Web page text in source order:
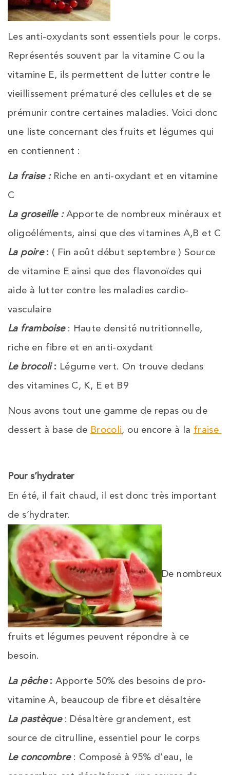
Les anti-oxydants sont essentiels pour le corps.
Représentés souvent par la vitamine C ou la
vitamine E, ils permettent de lutter contre le
vieillissement prématuré des cellules et de se
prémunir contre certaines maladies. Voici donc
une liste concernant des fruits et légumes qui
en contiennent :
La fraise :Riche en anti-oxydant et en vitamine
C
La groseille :Apporte de nombreux minéraux et
oligoéléments, ainsi que des vitamines A,B et C
La poire: ( Fin août début septembre ) Source
de vitamine E ainsi que des flavonoïdes qui
aide à lutter contre les maladies cardio-
vasculaire
La framboise : Haute densité nutritionnelle,
riche en fibre et en anti-oxydant
Le brocoli: Légume vert. On trouve dedans
des vitamines C, K, E et B9
Nous avons tout une gamme de repas ou de
dessert à base de Brocoli, ou encore à la fraise
Pour s’hydrater
En été, il fait chaud, il est donc très important
de s’hydrater.
De nombreux
fruits et légumes peuvent répondre à ce
besoin.
La pêche: Apporte 50% des besoins de pro-
vitamine A, beaucoup de fibre et désaltère
La pastèque : Désaltère grandement, est
source de citrulline, essentiel pour le corps
Le concombre : Composé à 95% d’eau, le